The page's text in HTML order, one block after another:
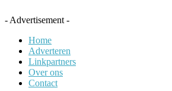
- Advertisement -
Home
Adverteren
Linkpartners
Over ons
Contact